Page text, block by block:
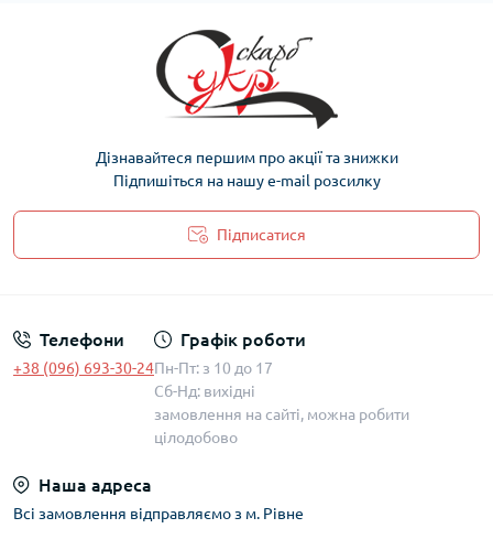
Дізнавайтеся першим про акції та знижки
Підпишіться на нашу e-mail розсилку
Підписатися
Телефони
+38 (096) 693-30-24
Графік роботи
Пн-Пт: з 10 до 17
Сб-Нд: вихідні
замовлення на сайті, можна робити
цілодобово
Наша адреса
Всі замовлення відправляємо з м. Рівне